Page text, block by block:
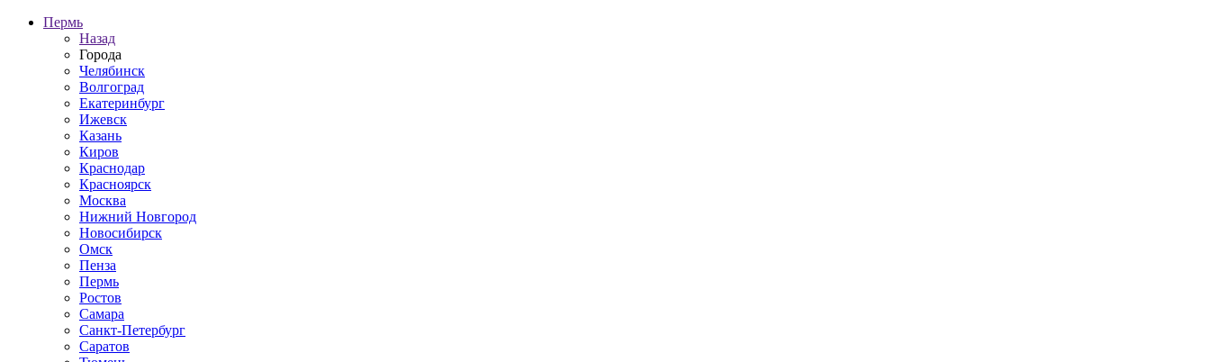
Пермь
Назад
Города
Челябинск
Волгоград
Екатеринбург
Ижевск
Казань
Киров
Краснодар
Красноярск
Москва
Нижний Новгород
Новосибирск
Омск
Пенза
Пермь
Ростов
Самара
Санкт-Петербург
Саратов